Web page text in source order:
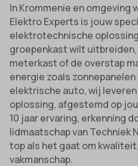
In Krommenie en omgeving
Elektro Experts is jouw
elektrotechnische
groepenkast wilt
meterkast of de overstap
energie zoals
elektrische auto, wij
oplossing, afgestemd op
10 jaar ervaring, erkenning
lidmaatschap van Techniek
top als het gaat om
vakmanschap.